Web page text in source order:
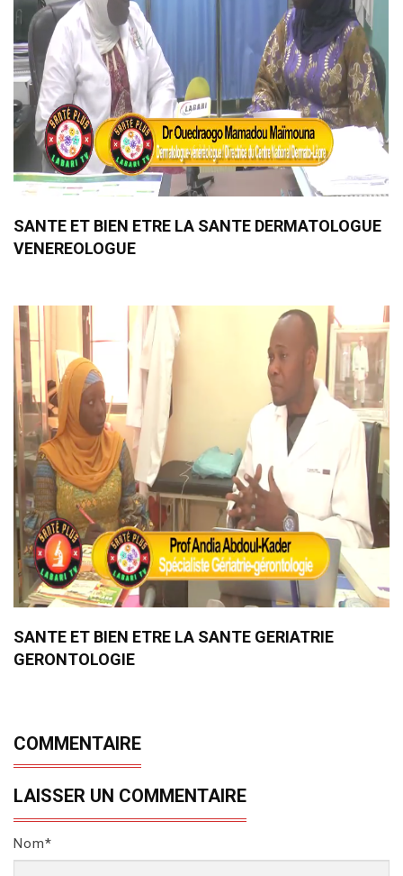
SANTE ET BIEN ETRE LA SANTE DERMATOLOGUE
VENEREOLOGUE
SANTE ET BIEN ETRE LA SANTE GERIATRIE
GERONTOLOGIE
COMMENTAIRE
LAISSER UN COMMENTAIRE
Nom*